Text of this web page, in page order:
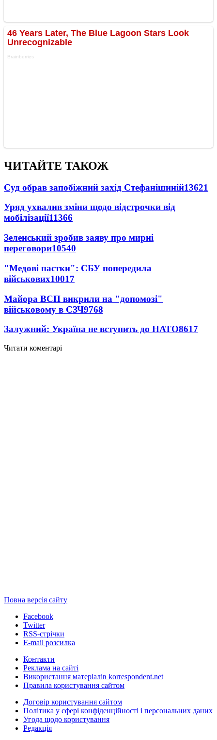
ЧИТАЙТЕ ТАКОЖ
Суд обрав запобіжний захід Стефанішиній13621
Уряд ухвалив зміни щодо відстрочки від
мобілізації11366
Зеленський зробив заяву про мирні
переговори10540
"Медові пастки": СБУ попередила
військових10017
Майора ВСП викрили на "допомозі"
військовому в СЗЧ9768
Залужний: Україна не вступить до НАТО8617
Читати коментарі
Повна версія сайту
Facebook
Twitter
RSS-стрічки
E-mail розсилка
Контакти
Реклама на сайті
Використання матеріалів korrespondent.net
Правила користування сайтом
Договір користування сайтом
Політика у сфері конфіденційності і персональних даних
Угода щодо користування
Редакція